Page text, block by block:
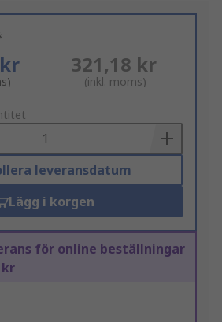
321,18 kr
(inkl. moms)
leveransdatum
Lägg i korgen
för online beställningar
kr